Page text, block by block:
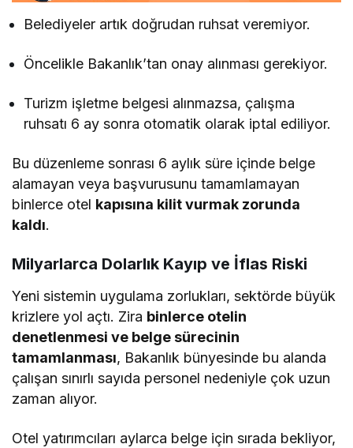
Belediyeler artık doğrudan ruhsat veremiyor.
Öncelikle Bakanlık’tan onay alınması gerekiyor.
Turizm işletme belgesi alınmazsa, çalışma
ruhsatı 6 ay sonra otomatik olarak iptal ediliyor.
Bu düzenleme sonrası 6 aylık süre içinde belge
alamayan veya başvurusunu tamamlamayan
binlerce otel kapısına kilit vurmak zorunda
kaldı.
Milyarlarca Dolarlık Kayıp ve İflas Riski
Yeni sistemin uygulama zorlukları, sektörde büyük
krizlere yol açtı. Zira binlerce otelin
denetlenmesi ve belge sürecinin
tamamlanması, Bakanlık bünyesinde bu alanda
çalışan sınırlı sayıda personel nedeniyle çok uzun
zaman alıyor.
Otel yatırımcıları aylarca belge için sırada bekliyor,